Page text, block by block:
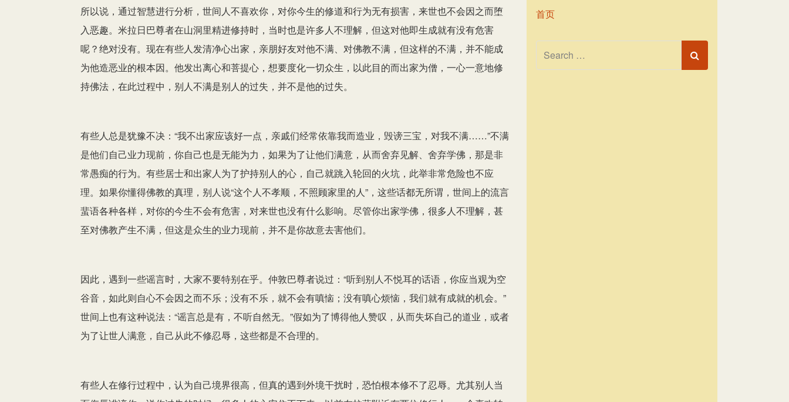
所以说，通过智慧进行分析，世间人不喜欢你，对你今生的修道和行为无有损害，来世也不会因之而堕
入恶趣。米拉日巴尊者在山洞里精进修持时，当时也是许多人不理解，但这对他即生成就有没有危害
呢？绝对没有。现在有些人发清净心出家，亲朋好友对他不满、对佛教不满，但这样的不满，并不能成
为他造恶业的根本因。他发出离心和菩提心，想要度化一切众生，以此目的而出家为僧，一心一意地修
持佛法，在此过程中，别人不满是别人的过失，并不是他的过失。
有些人总是犹豫不决：“我不出家应该好一点，亲戚们经常依靠我而造业，毁谤三宝，对我不满……”不满
是他们自己业力现前，你自己也是无能为力，如果为了让他们满意，从而舍弃见解、舍弃学佛，那是非
常愚痴的行为。有些居士和出家人为了护持别人的心，自己就跳入轮回的火坑，此举非常危险也不应
理。如果你懂得佛教的真理，别人说“这个人不孝顺，不照顾家里的人”，这些话都无所谓，世间上的流言
蜚语各种各样，对你的今生不会有危害，对来世也没有什么影响。尽管你出家学佛，很多人不理解，甚
至对佛教产生不满，但这是众生的业力现前，并不是你故意去害他们。
因此，遇到一些谣言时，大家不要特别在乎。仲敦巴尊者说过：“听到别人不悦耳的话语，你应当观为空
谷音，如此则自心不会因之而不乐；没有不乐，就不会有嗔恼；没有嗔心烦恼，我们就有成就的机会。”
世间上也有这种说法：“谣言总是有，不听自然无。”假如为了博得他人赞叹，从而失坏自己的道业，或者
为了让世人满意，自己从此不修忍辱，这些都是不合理的。
有些人在修行过程中，认为自己境界很高，但真的遇到外境干扰时，恐怕根本修不了忍辱。尤其别人当
首页